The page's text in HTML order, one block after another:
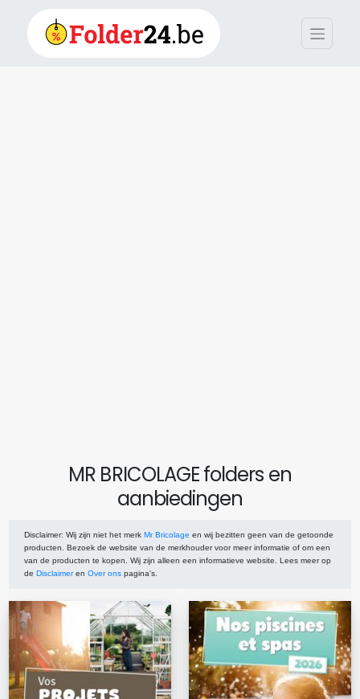
MR BRICOLAGE folders en
aanbiedingen
Disclaimer: Wij zijn niet het merk Mr Bricolage en wij bezitten geen van de getoonde
producten. Bezoek de website van de merkhouder voor meer informatie of om een
van de producten te kopen. Wij zijn alleen een informatieve website. Lees meer op
de Disclaimeren Over ons pagina's.